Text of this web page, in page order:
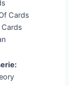
Cards